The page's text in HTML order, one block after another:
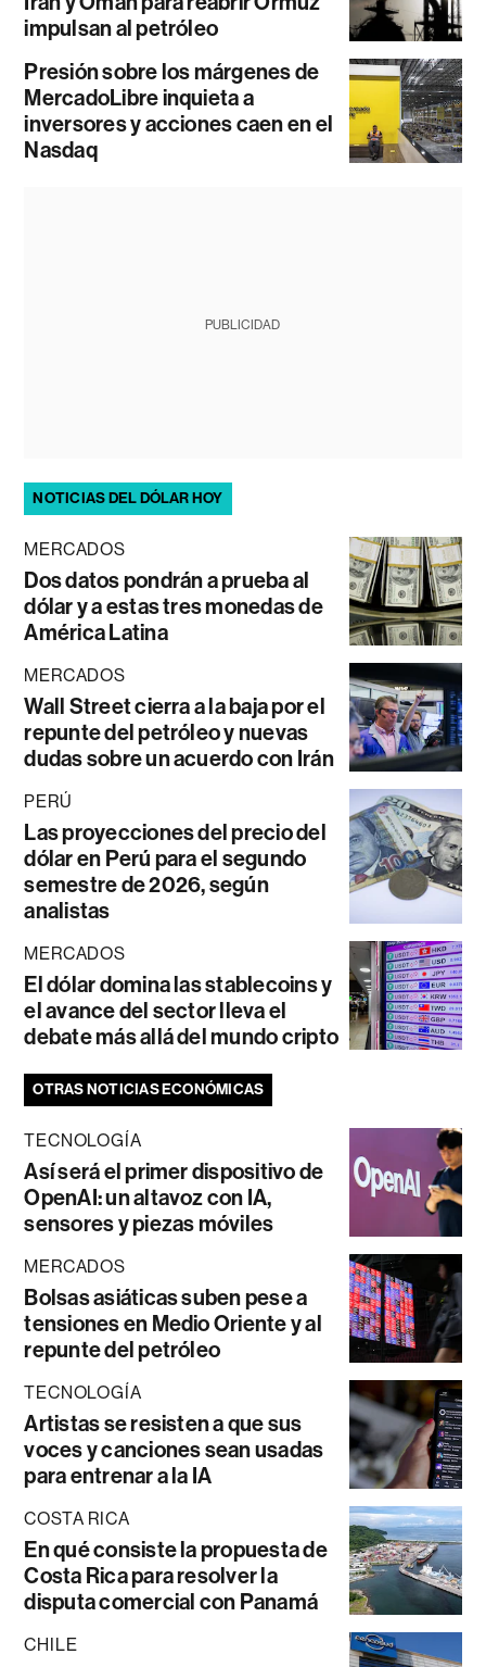
impulsan al petróleo
Presión sobre los márgenes de
MercadoLibre inquieta a
inversores y acciones caen en el
Nasdaq
PUBLICIDAD
NOTICIAS DEL DÓLAR HOY
MERCADOS
Dos datos pondrán a prueba al
dólar y a estas tres monedas de
América Latina
MERCADOS
Wall Street cierra a la baja por el
repunte del petróleo y nuevas
dudas sobre un acuerdo con Irán
PERÚ
Las proyecciones del precio del
dólar en Perú para el segundo
semestre de 2026, según
analistas
MERCADOS
El dólar domina las stablecoins y
el avance del sector lleva el
debate más allá del mundo cripto
OTRAS NOTICIAS ECONÓMICAS
TECNOLOGÍA
Así será el primer dispositivo de
OpenAI: un altavoz con IA,
sensores y piezas móviles
MERCADOS
Bolsas asiáticas suben pese a
tensiones en Medio Oriente y al
repunte del petróleo
TECNOLOGÍA
Artistas se resisten a que sus
voces y canciones sean usadas
para entrenar a la IA
COSTA RICA
En qué consiste la propuesta de
Costa Rica para resolver la
disputa comercial con Panamá
CHILE